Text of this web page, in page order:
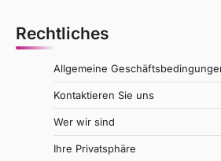
Rechtliches
Allgemeine
Kontaktieren Sie uns
Wer wir sind
Ihre Privatsphäre